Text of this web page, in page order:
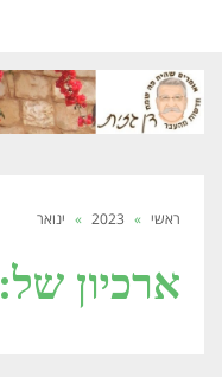
ראשי »
2023
» ינואר
ארכיון של: